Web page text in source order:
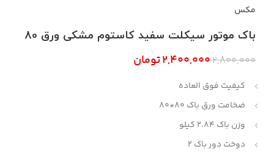
مکس
باک موتور سیکلت سفید کاستوم مشکی ورق 80
۲,۸۰۰,۰۰۰۲,۴۰۰,۰۰۰تومان
کیفیت فوق العاده
ضخامت ورق باک 80*80
وزن باک 2.84 کیلو
دوخت دور باک 2